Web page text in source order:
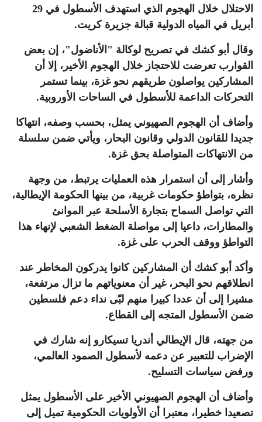
الاحتلال خلال الهجوم الذي استهدف الأسطول في 29
أبريل في المياه الدولية قبالة جزيرة كريت.
وقال أبو كشك في تصريح لوكالة "الأناضول"، إن بعض
القوارب تعرضت للاحتجاز خلال الهجوم الأخير، إلا أن
المشاركين يواصلون طريقهم نحو غزة، بينما تستمر
التحركات الداعمة للأسطول في الساحات الأوروبية.
وأضاف أن الهجوم الصهيوني يمثل، بحسب وصفه، انتهاكا
جديدا للقانون الدولي وقانون البحار، ويأتي ضمن سلسلة
من الانتهاكات المتواصلة بحق غزة.
وأشار إلى أن استمرار هذه العمليات يرتبط، من وجهة
نظره، بتواطؤ حكومات غربية، من بينها الحكومة الإيطالية،
التي تواصل السماح بتجارة الأسلحة عبر الموانئ
والمطارات، داعيا إلى مواصلة الضغط الشعبي لإنهاء هذا
التواطؤ ووقف الحرب على غزة.
وأكد أبو كشك أن المشاركين كانوا يدركون المخاطر عند
انطلاقهم نحو البحر، غير أن معنوياتهم ما تزال مرتفعة،
مشيرا إلى أن عددا كبيرا منهم لبّى نداء دعم فلسطين
ضمن الأسطول المتجه إلى القطاع.
من جهته، قال الإيطالي أندريا تسيكارو إنه شارك في
الإضراب للتعبير عن دعمه لأسطول الصمود العالمي،
ورفض سياسات التسليح.
وأضاف أن الهجوم الصهيوني الأخير على الأسطول يمثل
تصعيدا خطيرا، معتبرا أن الأولويات الحكومية تميل إلى